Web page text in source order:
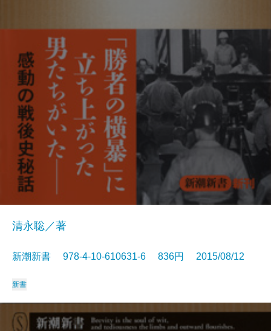
清永聡／著
新潮新書 978-4-10-610631-6 836円 2015/08/12
新書